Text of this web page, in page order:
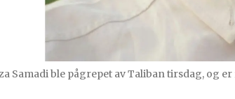
Samadi ble pågrepet av Taliban tirsdag, og